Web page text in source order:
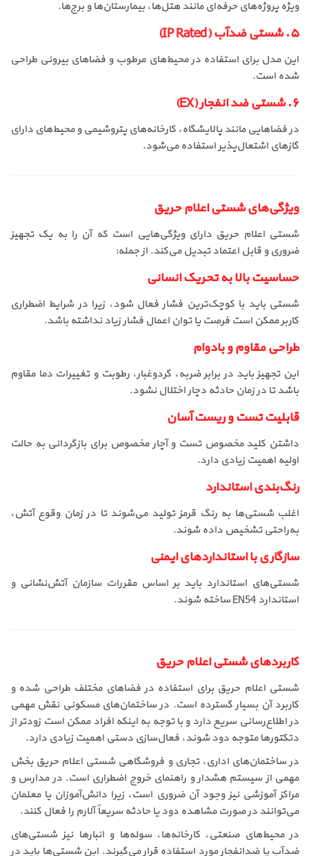
ویژه پروژه‌های حرفه‌ای مانند هتل‌ها، بیمارستان‌ها و برج‌ها.
۵. شستی ضدآب (IP Rated)
این مدل برای استفاده در محیط‌های مرطوب و فضاهای بیرونی طراحی
شده است.
۶. شستی ضد انفجار (EX)
در فضاهایی مانند پالایشگاه، کارخانه‌های پتروشیمی و محیط‌های دارای
گازهای اشتعال‌پذیر استفاده می‌شود.
ویژگی‌های شستی اعلام حریق
شستی اعلام حریق دارای ویژگی‌هایی است که آن را به یک تجهیز
ضروری و قابل اعتماد تبدیل می‌کند. از جمله:
حساسیت بالا به تحریک انسانی
شستی باید با کوچک‌ترین فشار فعال شود، زیرا در شرایط اضطراری
کاربر ممکن است فرصت یا توان اعمال فشار زیاد نداشته باشد.
طراحی مقاوم و بادوام
این تجهیز باید در برابر ضربه، گردوغبار، رطوبت و تغییرات دما مقاوم
باشد تا در زمان حادثه دچار اختلال نشود.
قابلیت تست و ریست آسان
داشتن کلید مخصوص تست و آچار مخصوص برای بازگردانی به حالت
اولیه اهمیت زیادی دارد.
رنگ‌بندی استاندارد
اغلب شستی‌ها به رنگ قرمز تولید می‌شوند تا در زمان وقوع آتش،
به‌راحتی تشخیص داده شوند.
سازگاری با استانداردهای ایمنی
شستی‌های استاندارد باید بر اساس مقررات سازمان آتش‌نشانی و
استاندارد EN54 ساخته شوند.
کاربردهای شستی اعلام حریق
شستی اعلام حریق برای استفاده در فضاهای مختلف طراحی شده و
کاربرد آن بسیار گسترده است. در ساختمان‌های مسکونی نقش مهمی
در اطلاع‌رسانی سریع دارد و با توجه به اینکه افراد ممکن است زودتر از
دتکتورها متوجه دود شوند، فعال‌سازی دستی اهمیت زیادی دارد.
در ساختمان‌های اداری، تجاری و فروشگاهی شستی اعلام حریق بخش
مهمی از سیستم هشدار و راهنمای خروج اضطراری است. در مدارس و
مراکز آموزشی نیز وجود آن ضروری است، زیرا دانش‌آموزان یا معلمان
می‌توانند در صورت مشاهده دود یا حادثه سریعاً آلارم را فعال کنند.
در محیط‌های صنعتی، کارخانه‌ها، سوله‌ها و انبارها نیز شستی‌های
ضدآب یا ضدانفجار مورد استفاده قرار می‌گیرند. این شستی‌ها باید در